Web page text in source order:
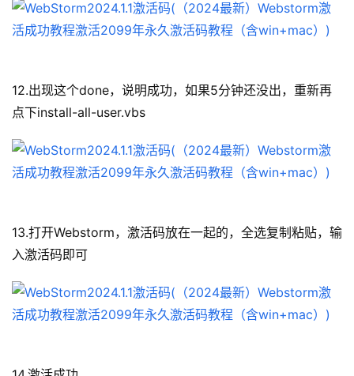
12.出现这个done，说明成功，如果5分钟还没出，重新再
点下install-all-user.vbs
13.打开Webstorm，激活码放在一起的，全选复制粘贴，输
入激活码即可